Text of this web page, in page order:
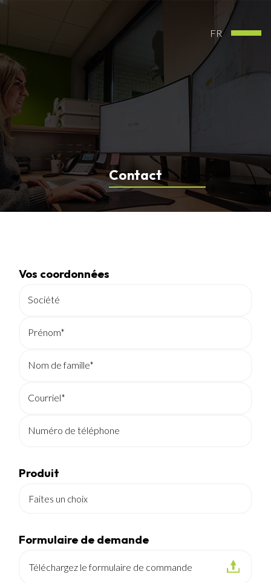
FR
Contact
Vos coordonnées
Société
Prénom*
Nom de famille*
Courriel*
Numéro de téléphone
Produit
Formulaire de demande
Téléchargez le formulaire de commande